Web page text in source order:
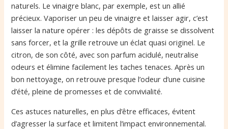
naturels. Le vinaigre blanc, par exemple, est un allié
précieux. Vaporiser un peu de vinaigre et laisser agir, c’est
laisser la nature opérer : les dépôts de graisse se dissolvent
sans forcer, et la grille retrouve un éclat quasi originel. Le
citron, de son côté, avec son parfum acidulé, neutralise
odeurs et élimine facilement les taches tenaces. Après un
bon nettoyage, on retrouve presque l’odeur d’une cuisine
d’été, pleine de promesses et de convivialité.
Ces astuces naturelles, en plus d’être efficaces, évitent
d’agresser la surface et limitent l’impact environnemental.